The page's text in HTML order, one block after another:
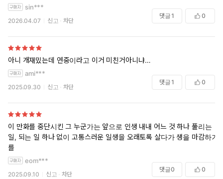
sin***
2026.04.07 신고 차단
댓글 1 0
아니 개재밌는데 연중이라고 이거 미친거아니냐…
ami***
2025.09.30 신고 차단
댓글 1 0
이 만화를 중단시킨 그 누군가는 앞으로 인생 내내 어느 것 하나 풀리는
일, 되는 일 하나 없이 고통스러운 일생을 오래토록 살다가 생을 마감하기
를
eom***
2025.09.10 신고 차단
댓글0 0